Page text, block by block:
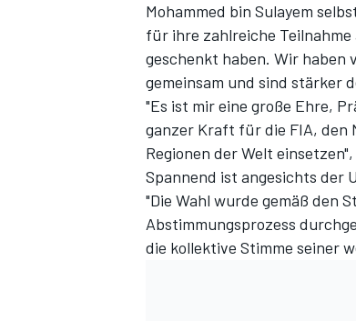
Mohammed bin Sulayem
für ihre zahlreiche
geschenkt haben. Wir haben
gemeinsam und sind stärker
"Es ist mir eine große Ehre,
ganzer Kraft für die FIA, den
Regionen der Welt
Spannend ist angesichts der
"Die Wahl wurde gemäß den
Abstimmungsprozess
die kollektive Stimme seiner